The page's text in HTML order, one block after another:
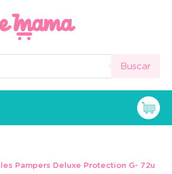
Buscar
Pampers Deluxe Protection G- 72u